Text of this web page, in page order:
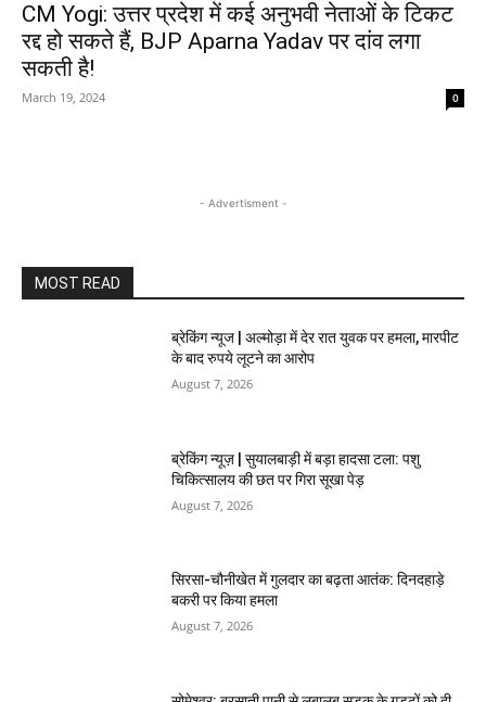
CM Yogi: उत्तर प्रदेश में कई अनुभवी नेताओं के टिकट
रद्द हो सकते हैं, BJP Aparna Yadav पर दांव लगा
सकती है!
March 19, 2024 0
- Advertisment -
MOST READ
ब्रेकिंग न्यूज | अल्मोड़ा में देर रात युवक पर हमला, मारपीट
के बाद रुपये लूटने का आरोप
August 7, 2026
ब्रेकिंग न्यूज़ | सुयालबाड़ी में बड़ा हादसा टला: पशु
चिकित्सालय की छत पर गिरा सूखा पेड़
August 7, 2026
सिरसा-चौनीखेत में गुलदार का बढ़ता आतंक: दिनदहाड़े
बकरी पर किया हमला
August 7, 2026